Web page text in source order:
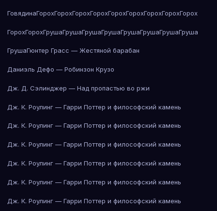
ГовядинаГорохГорохГорохГорохГорохГорохГорохГорохГорох
ГорохГорохГрушаГрушаГрушаГрушаГрушаГрушаГрушаГруша
ГрушаГюнтер Грасс — Жестяной барабан
Даниэль Дефо — Робинзон Крузо
Дж. Д. Сэлинджер — Над пропастью во ржи
Дж. К. Роулинг — Гарри Поттер и философский камень
Дж. К. Роулинг — Гарри Поттер и философский камень
Дж. К. Роулинг — Гарри Поттер и философский камень
Дж. К. Роулинг — Гарри Поттер и философский камень
Дж. К. Роулинг — Гарри Поттер и философский камень
Дж. К. Роулинг — Гарри Поттер и философский камень